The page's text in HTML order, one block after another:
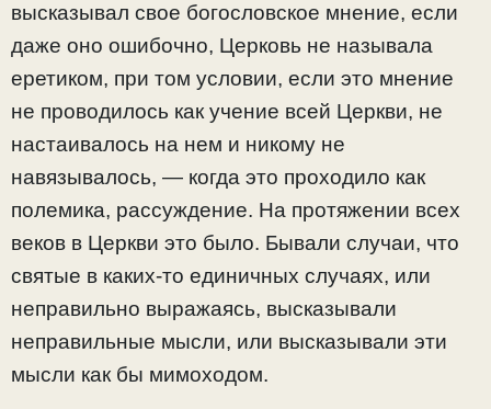
высказывал свое богословское мнение, если
даже оно ошибочно, Церковь не называла
еретиком, при том условии, если это мнение
не проводилось как учение всей Церкви, не
настаивалось на нем и никому не
навязывалось, — когда это проходило как
полемика, рассуждение. На протяжении всех
веков в Церкви это было. Бывали случаи, что
святые в каких-то единичных случаях, или
неправильно выражаясь, высказывали
неправильные мысли, или высказывали эти
мысли как бы мимоходом.